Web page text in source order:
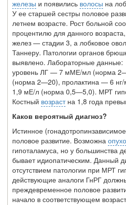
железы и появились волосы на
У ее старшей сестры половое
летнем возрасте. Рост больной
процентилю для данного
желез — стадии 3, а лобковое
Таннеру. Патологии органов
выявлено. Лабораторные данные:
уровень ЛГ — 7 мМЕ/мл (норма
(норма 2—20), пролактина — 6
1,9 мЕ/л (норма 0,5—5,0). МРТ
Костный возрастна 1,8 года
Каков вероятный диагноз?
Истинное
половое развитие. Воз­можна
гипоталамуса, но у большинства
бывает идиопатическим. Данный
отсутствием патоло­гии при МРТ
действующие аналоги ГнРГ
преждевременное половое
начало в соответствующем